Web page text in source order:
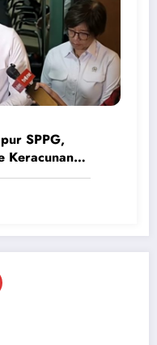
SPPG,
Keracunan